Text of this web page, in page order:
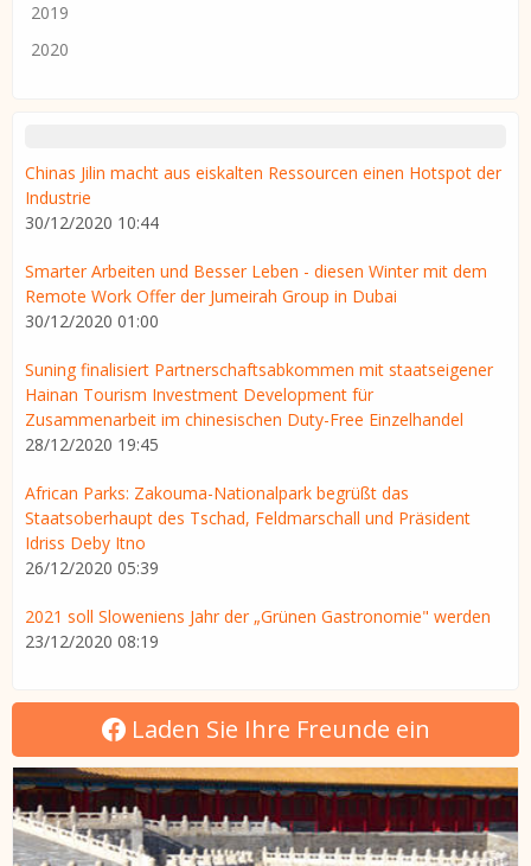
2019
2020
Chinas Jilin macht aus eiskalten Ressourcen einen Hotspot der
Industrie
30/12/2020 10:44
Smarter Arbeiten und Besser Leben - diesen Winter mit dem
Remote Work Offer der Jumeirah Group in Dubai
30/12/2020 01:00
Suning finalisiert Partnerschaftsabkommen mit staatseigener
Hainan Tourism Investment Development für
Zusammenarbeit im chinesischen Duty-Free Einzelhandel
28/12/2020 19:45
African Parks: Zakouma-Nationalpark begrüßt das
Staatsoberhaupt des Tschad, Feldmarschall und Präsident
Idriss Deby Itno
26/12/2020 05:39
2021 soll Sloweniens Jahr der „Grünen Gastronomie" werden
23/12/2020 08:19
Laden Sie Ihre Freunde ein